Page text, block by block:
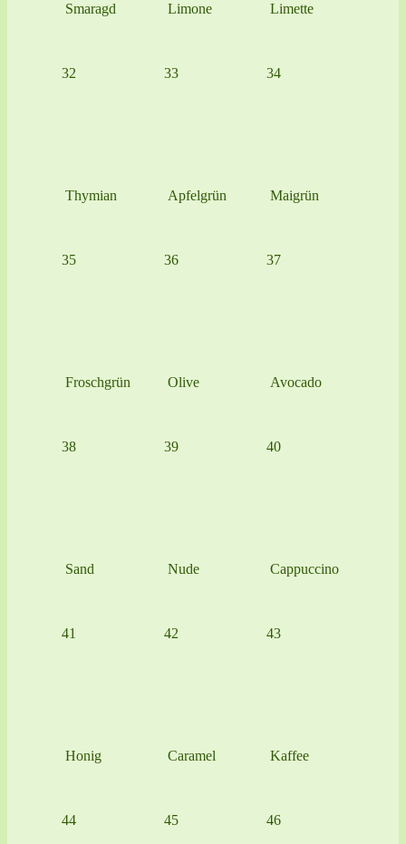
Smaragd Limone Limette
32
Thymian
33
Apfelgrün
34
Maigrün
35
Froschgrün
36
Olive
37
Avocado
38
Sand
39
Nude
40
Cappuccino
41
Honig
42
Caramel
43
Kaffee
44 45 46